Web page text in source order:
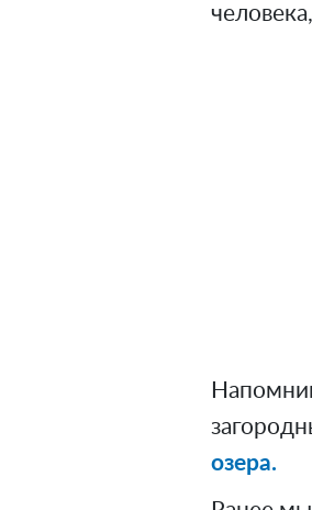
озера.